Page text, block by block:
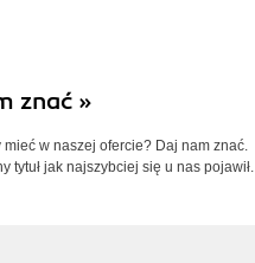
znać »
w naszej ofercie? Daj nam znać.
tytuł jak najszybciej się u nas pojawił.